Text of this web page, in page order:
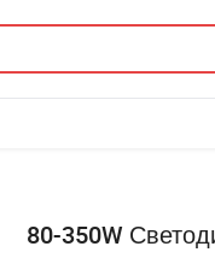
80-350W